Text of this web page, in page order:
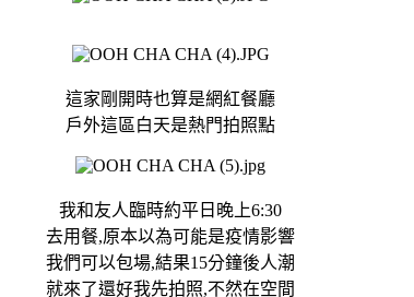
這家剛開時也算是網紅餐廳
戶外這區白天是熱門拍照點
我和友人臨時約平日晚上6:30
去用餐,原本以為可能是疫情影響
我們可以包場,結果15分鐘後人潮
就來了還好我先拍照,不然在空間